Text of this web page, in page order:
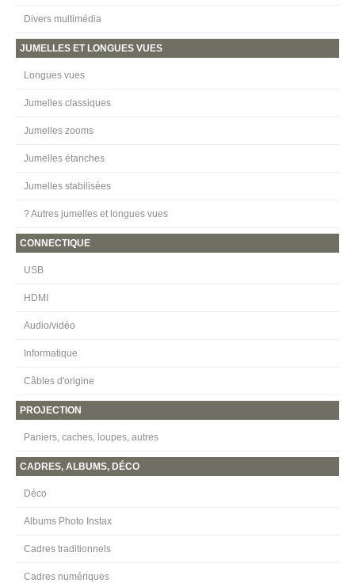
Divers multimédia
JUMELLES ET LONGUES VUES
Longues vues
Jumelles classiques
Jumelles zooms
Jumelles étanches
Jumelles stabilisées
? Autres jumelles et longues vues
CONNECTIQUE
USB
HDMI
Audio/vidéo
Informatique
Câbles d'origine
PROJECTION
Paniers, caches, loupes, autres
CADRES, ALBUMS, DÉCO
Déco
Albums Photo Instax
Cadres traditionnels
Cadres numériques